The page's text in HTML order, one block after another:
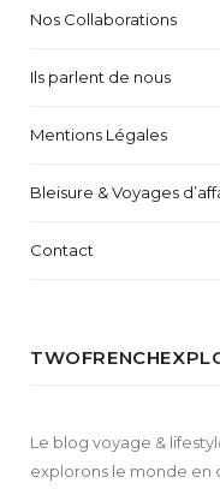
Nos Collaborations
Ils parlent de nous
Mentions Légales
Bleisure & Voyages
Contact
Le blog voyage &
explorons le monde en